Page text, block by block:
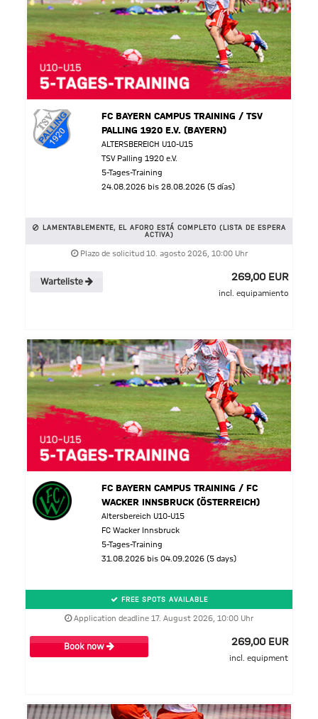
FC BAYERN CAMPUS TRAINING / TSV
PALLING 1920 E.V. (BAYERN)
ALTERSBEREICH U10-U15
TSV Palling 1920 e.V.
5-Tages-Training
24.08.2026 bis 28.08.2026 (5 días)
LAMENTABLEMENTE, EL AFORO ESTÁ COMPLETO (LISTA DE ESPERA
ACTIVA)
Plazo de solicitud 10. agosto 2026, 10:00 Uhr
Warteliste 269,00 EUR
incl. equipamiento
FC BAYERN CAMPUS TRAINING / FC
WACKER INNSBRUCK (ÖSTERREICH)
Altersbereich U10-U15
FC Wacker Innsbruck
5-Tages-Training
31.08.2026 bis 04.09.2026 (5 days)
FREE SPOTS AVAILABLE
Application deadline 17. August 2026, 10:00 Uhr
Book now 269,00 EUR
incl. equipment